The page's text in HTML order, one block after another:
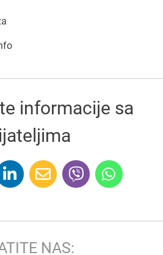
informacije sa
NAS: